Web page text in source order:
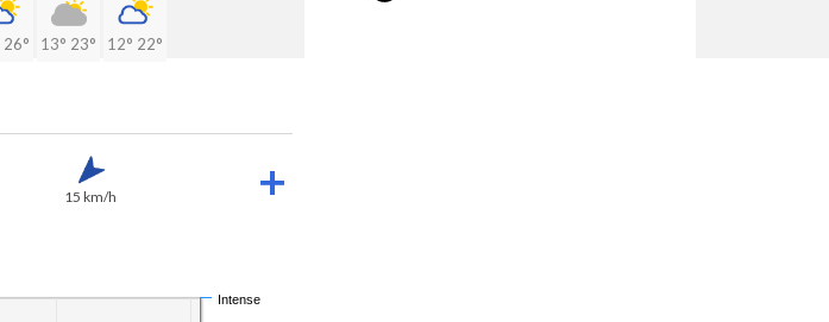
26° 13° 23° 12° 22°
15 km/h
Intense